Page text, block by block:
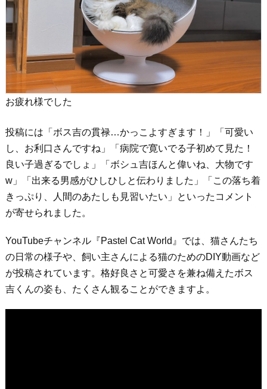
お疲れ様でした
投稿には「ボス吉の貫禄…かっこよすぎます！」「可愛い
し、お利口さんですね」「病院で寛いでる子初めて見た！
良い子過ぎるでしょ」「ボシュ吉ほんと偉いね、大物です
w」「出来る男感がひしひしと伝わりました」「この落ち着
きっぷり、人間のあたしも見習いたい」といったコメント
が寄せられました。
YouTubeチャンネル『Pastel Cat World』では、猫さんたち
の日常の様子や、飼い主さんによる猫のためのDIY動画など
が投稿されています。格好良さと可愛さを兼ね備えたボス
吉くんの姿も、たくさん観ることができますよ。